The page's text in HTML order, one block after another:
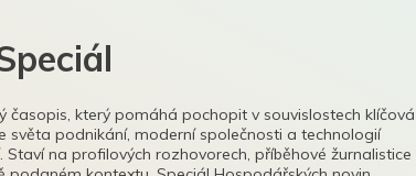
časopis, který pomáhá pochopit v souvislostech klíčová
světa podnikání, moderní společnosti a technologií
Staví na profilových rozhovorech, příběhové žurnalistice